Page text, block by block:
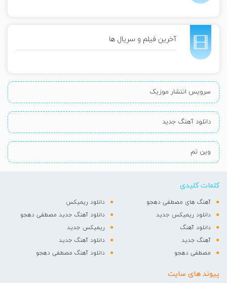
آخرین فیلم و سریال ها
سرویس انتشار موزیک
دانلود آهنگ جدید
وین تم
کلمات کلیدی
آهنگ های مصطفی دهجو
دانلود ریمیکس
دانلود ریمیکس جدید
دانلود آهنگ جدید مصطفی دهجو
دانلود آهنگ
ریمیکس جدید
آهنگ جدید
دانلود آهنگ جدید
مصطفی دهجو
دانلود آهنگ مصطفی دهجو
پیوند های سایت